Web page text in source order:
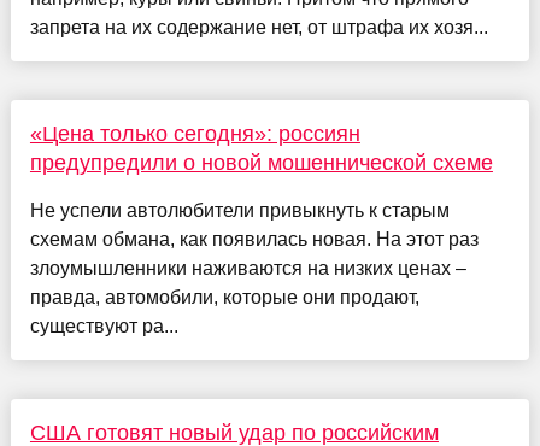
запрета на их содержание нет, от штрафа их хозя...
«Цена только сегодня»: россиян
предупредили о новой мошеннической схеме
Не успели автолюбители привыкнуть к старым
схемам обмана, как появилась новая. На этот раз
злоумышленники наживаются на низких ценах –
правда, автомобили, которые они продают,
существуют ра...
США готовят новый удар по российским